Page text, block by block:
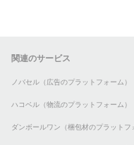
関連のサービス
ノバセル（広告のプラットフォーム）
ハコベル（物流のプラットフォーム）
ダンボールワン（梱包材のプラットフ